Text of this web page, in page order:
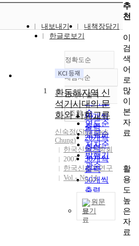
내보내기
내책장담기
한글로보기
정확도순
정확도
순
인기도
순
연도순
제목순
저자순
발행기
관순
내림차순
내림차순
10개씩 출력
10개씩
출력
20개씩
출력
30개씩
출력
50개씩
출력
100개씩
출력
조회
1
환동해지역 신
석기시대의 문
화와 사회교류
신숙정(Shin Sook
Chung)
한국신석기학회
2007
한국신석기연구
Vol.- No.14
원문
보기
추
천
이
검
색
어
로
많
이
본
자
료
활
용
도
높
은
자
료